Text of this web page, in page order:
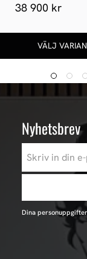
38 900 kr
Nyhetsbrev
Dina